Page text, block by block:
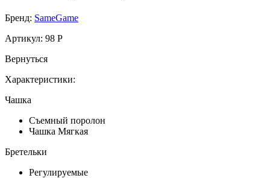
Бренд: SameGame
Артикул: 98 P
Вернуться
Характеристики:
Чашка
Съемный поролон
Чашка Мягкая
Бретельки
Регулируемые